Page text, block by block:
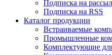
Подписка на
Подписка на RSS
Каталог продукции
Встраиваемые
Промышленные
Комплектующие